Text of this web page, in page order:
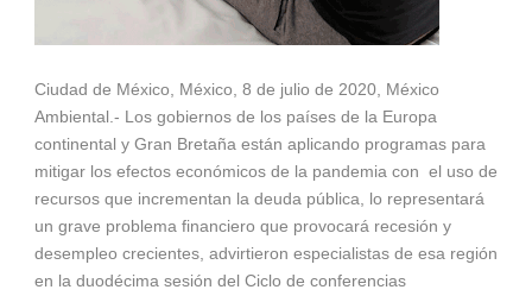
Ciudad de México, México, 8 de julio de 2020, México
Ambiental.- Los gobiernos de los países de la Europa
continental y Gran Bretaña están aplicando programas para
mitigar los efectos económicos de la pandemia con el uso de
recursos que incrementan la deuda pública, lo representará
un grave problema financiero que provocará recesión y
desempleo crecientes, advirtieron especialistas de esa región
en la duodécima sesión del Ciclo de conferencias